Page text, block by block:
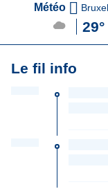
Météo
29°
Le fil info